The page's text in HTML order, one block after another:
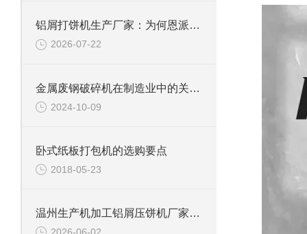
铝屑打饼机生产厂家：为何恩派特成为行业优选？
2026-07-22
金属废钢破碎机在制造业中的关键角色
2024-10-09
卧式纸板打包机的选购要点
2018-05-23
温州生产机加工铝屑压饼机厂家推荐：为什么恩派特是更明智的选择？